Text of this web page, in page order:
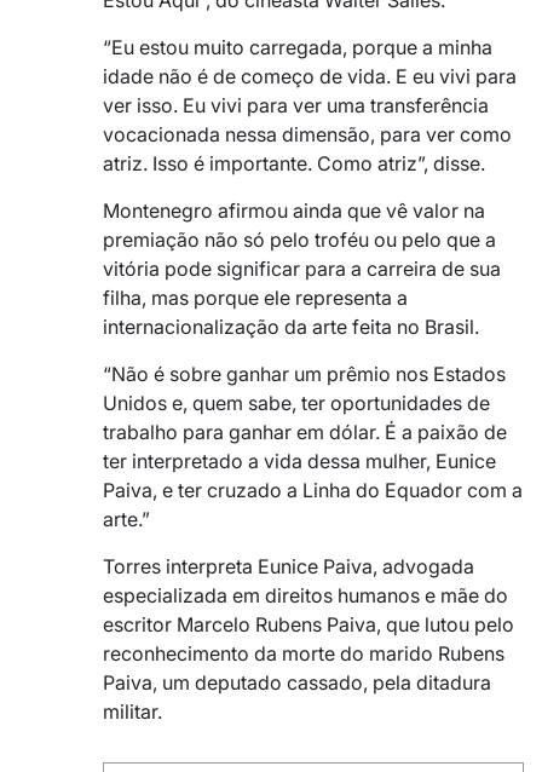
“Eu estou muito carregada, porque a minha
idade não é de começo de vida. E eu vivi para
ver isso. Eu vivi para ver uma transferência
vocacionada nessa dimensão, para ver como
atriz. Isso é importante. Como atriz”, disse.
Montenegro afirmou ainda que vê valor na
premiação não só pelo troféu ou pelo que a
vitória pode significar para a carreira de sua
filha, mas porque ele representa a
internacionalização da arte feita no Brasil.
“Não é sobre ganhar um prêmio nos Estados
Unidos e, quem sabe, ter oportunidades de
trabalho para ganhar em dólar. É a paixão de
ter interpretado a vida dessa mulher, Eunice
Paiva, e ter cruzado a Linha do Equador com a
arte.”
Torres interpreta Eunice Paiva, advogada
especializada em direitos humanos e mãe do
escritor Marcelo Rubens Paiva, que lutou pelo
reconhecimento da morte do marido Rubens
Paiva, um deputado cassado, pela ditadura
militar.